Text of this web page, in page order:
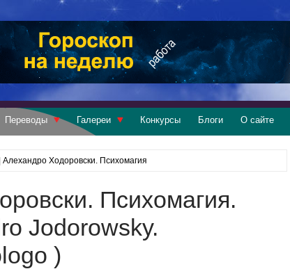
Переводы Галереи Конкурсы Блоги О сайте
Алехандро Ходоровски. Психомагия
Психомагия.
Jodorowsky.
)